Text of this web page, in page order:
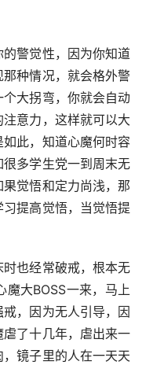
警觉性，因为你知道
种情况，就会格外警
大拐弯，你就会自动
意力，这样就可以大
此，知道心魔何时容
多学生党一到周末无
觉悟和定力尚浅，那
提高觉悟，当觉悟提
也经常破戒，根本无
魔大BOSS一来，马上
，因为无人引导，因
了十几年，虐出来一
镜子里的人在一天天